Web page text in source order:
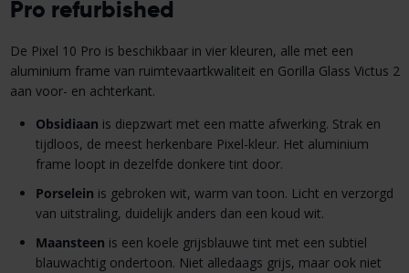
Pro refurbished
De Pixel 10 Pro is beschikbaar in vier kleuren, alle met een
aluminium frame van ruimtevaartkwaliteit en Gorilla Glass Victus 2
aan voor- en achterkant.
Obsidiaan is diepzwart met een matte afwerking. Strak en
tijdloos, de meest herkenbare Pixel-kleur. Het aluminium
frame loopt in dezelfde donkere tint door.
Porselein is gebroken wit, warm van toon. Licht en verzorgd
van uitstraling, duidelijk anders dan een koud wit.
Maansteen is een koele grijsblauwe tint met een subtiel
blauwachtig ondertoon. Niet alledaags grijs, maar ook niet